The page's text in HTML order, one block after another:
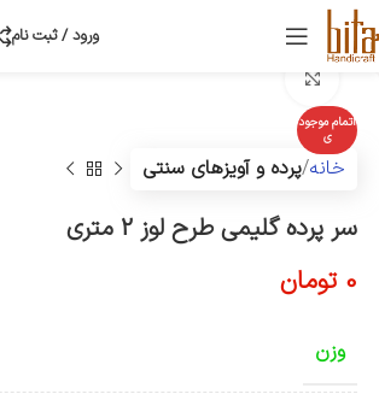
ورود / ثبت نام
اتمام موجود
ی
خانه پرده و آویزهای سنتی
سر پرده گلیمی طرح لوز 2 متری
0 تومان
وزن